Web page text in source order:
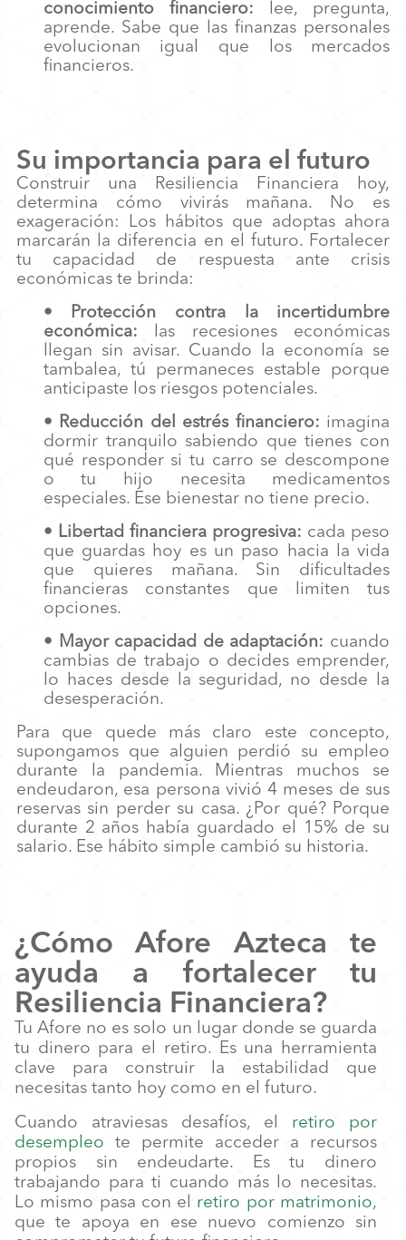
conocimiento financiero: lee, pregunta,
aprende. Sabe que las finanzas personales
evolucionan igual que los mercados
financieros.
Su importancia para el futuro
Construir una Resiliencia Financiera hoy,
determina cómo vivirás mañana. No es
exageración: Los hábitos que adoptas ahora
marcarán la diferencia en el futuro. Fortalecer
tu capacidad de respuesta ante crisis
económicas te brinda:
• Protección contra la incertidumbre
económica: las recesiones económicas
llegan sin avisar. Cuando la economía se
tambalea, tú permaneces estable porque
anticipaste los riesgos potenciales.
• Reducción del estrés financiero: imagina
dormir tranquilo sabiendo que tienes con
qué responder si tu carro se descompone
o tu hijo necesita medicamentos
especiales. Ese bienestar no tiene precio.
• Libertad financiera progresiva: cada peso
que guardas hoy es un paso hacia la vida
que quieres mañana. Sin dificultades
financieras constantes que limiten tus
opciones.
• Mayor capacidad de adaptación: cuando
cambias de trabajo o decides emprender,
lo haces desde la seguridad, no desde la
desesperación.
Para que quede más claro este concepto,
supongamos que alguien perdió su empleo
durante la pandemia. Mientras muchos se
endeudaron, esa persona vivió 4 meses de sus
reservas sin perder su casa. ¿Por qué? Porque
durante 2 años había guardado el 15% de su
salario. Ese hábito simple cambió su historia.
¿Cómo Afore Azteca te
ayuda a fortalecer tu
Resiliencia Financiera?
Tu Afore no es solo un lugar donde se guarda
tu dinero para el retiro. Es una herramienta
clave para construir la estabilidad que
necesitas tanto hoy como en el futuro.
Cuando atraviesas desafíos, el retiro por
desempleo te permite acceder a recursos
propios sin endeudarte. Es tu dinero
trabajando para ti cuando más lo necesitas.
Lo mismo pasa con el retiro por matrimonio,
que te apoya en ese nuevo comienzo sin